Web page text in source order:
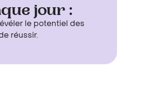
jour :
le potentiel des
réussir.